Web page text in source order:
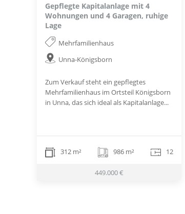
Gepflegte Kapitalanlage mit 4
Wohnungen und 4 Garagen, ruhige
Lage
Mehrfamilienhaus
Unna-Königsborn
Zum Verkauf steht ein gepflegtes
Mehrfamilienhaus im Ortsteil Königsborn
in Unna, das sich ideal als Kapitalanlage...
312 m² 986 m² 12
449.000 €